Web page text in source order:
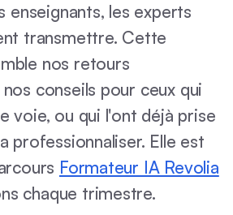
enseignants, les experts
transmettre. Cette
nos retours
conseils pour ceux qui
voie, ou qui l'ont déjà prise
professionnaliser. Elle est
Formateur IA Revolia
chaque trimestre.